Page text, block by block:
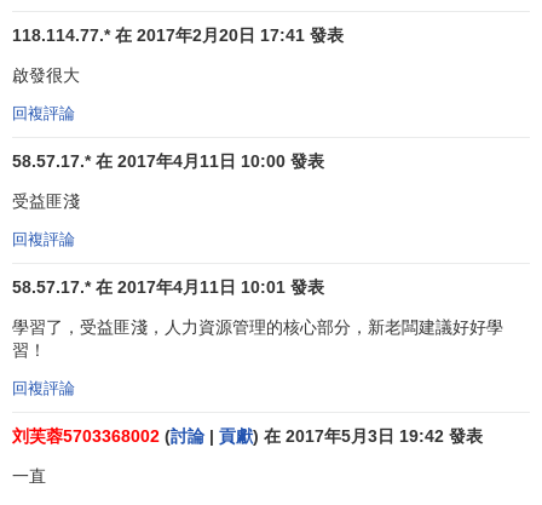
中，採取行動、解決問題的速度較快，更多的人為決策提供
建議，所以，員工與那些能夠影響他們的工作生活的決策者
隔膜較少，或幾乎沒有。
近年來，分權式決策的趨勢比較突出，這與使組織更加
靈活和主動地作出反應的
理者更詳實。因此，像
型零售公司，在庫存貨物的選擇上，就對他們的商店管理人
當地商店展開競爭。與之相似，蒙特利爾銀行把它在加拿大
組分行，每個社區設一名經理，他在自己所轄各行之間可以
自由巡視，各個分行之間最長距離不過20分鐘的路程。他對
118.114.77.* 在 2017年2月20日 17:41 發表
啟發很大
回複評論
58.57.17.* 在 2017年4月11日 10:00 發表
受益匪淺
回複評論
58.57.17.* 在 2017年4月11日 10:01 發表
學習了，受益匪淺，人力資源管理的核心部分，新老闆建議好好學
習！
回複評論
刘芙蓉5703368002 (討論 | 貢獻) 在 2017年5月3日 19:42 發表
一直